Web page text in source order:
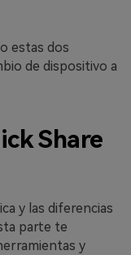
estas dos
de dispositivo a
Share
y las diferencias
parte te
y